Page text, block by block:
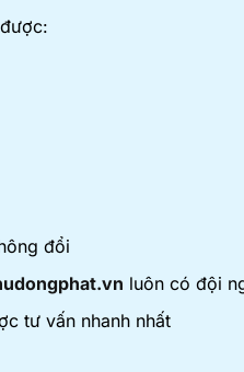
đổi
luôn có đội
tư vấn nhanh nhất